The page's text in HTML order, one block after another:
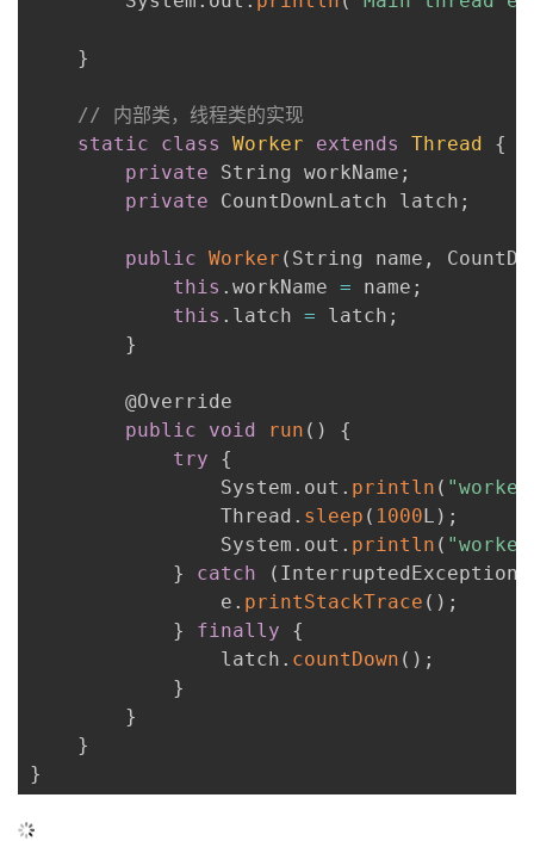
}
// 内部类，线程类的实现
static
class Worker extends Thread
{
private String workName ;
private CountDownLatch latch ;
public Worker ( String name ,
this . workName = name ;
this . latch = latch ;
}
        @Override
public
void run ( )
{
try
{
                System
. out . println (
                Thread
. sleep ( 1000L ) ;
                System
. out . println (
}
catch ( InterruptedException
                e
. printStackTrace ( ) ;
}
finally
{
                latch
. countDown ( ) ;
}
}
}
}